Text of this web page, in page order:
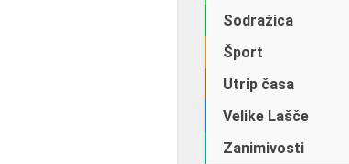
Sodražica
Šport
Utrip časa
Velike Lašče
Zanimivosti